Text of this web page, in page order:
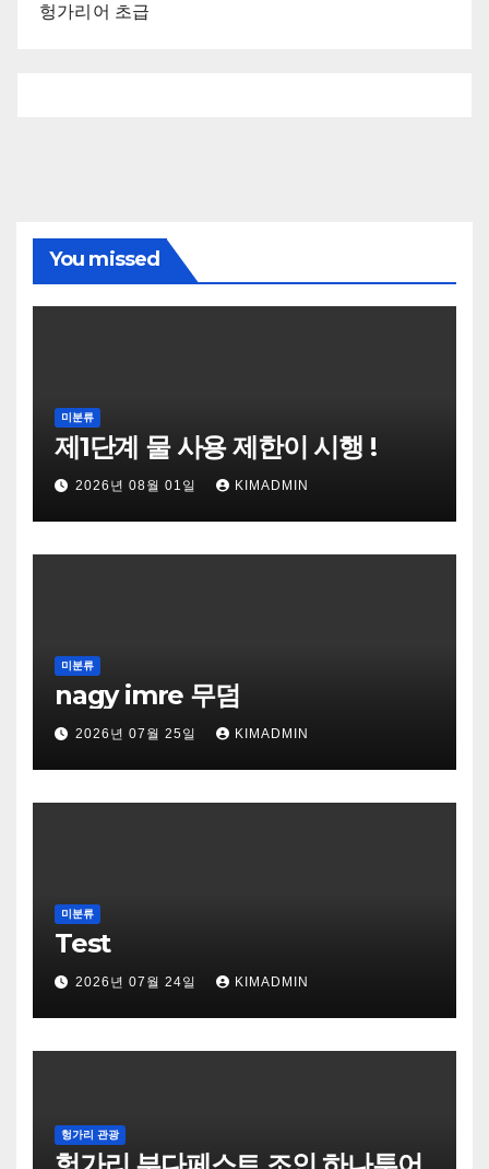
헝가리어 초급
You missed
미분류
제1단계 물 사용 제한이 시행 !
2026년 08월 01일 KIMADMIN
미분류
nagy imre 무덤
2026년 07월 25일 KIMADMIN
미분류
Test
2026년 07월 24일 KIMADMIN
헝가리 관광